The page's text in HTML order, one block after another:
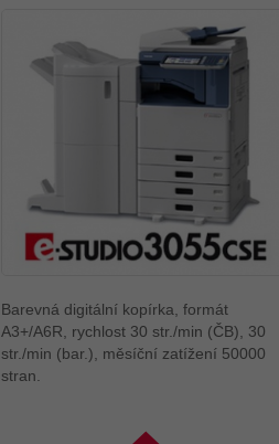
Barevná digitální kopírka, formát
A3+/A6R, rychlost 30 str./min (ČB), 30
str./min (bar.), měsíční zatížení 50000
stran.